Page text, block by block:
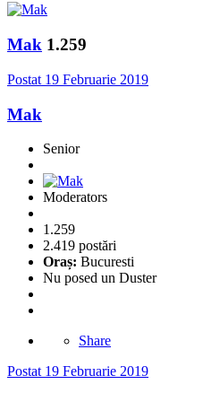
Mak 1.259
Postat 19 Februarie 2019
Mak
Senior
Moderators
1.259
2.419 postări
Oraș: Bucuresti
Nu posed un Duster
Share
Postat 19 Februarie 2019